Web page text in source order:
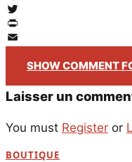
Facebook
Twitter
PrintFriendly
Email
SHOW COMMENT
Laisser un
You must Register or
BOUTIQUE